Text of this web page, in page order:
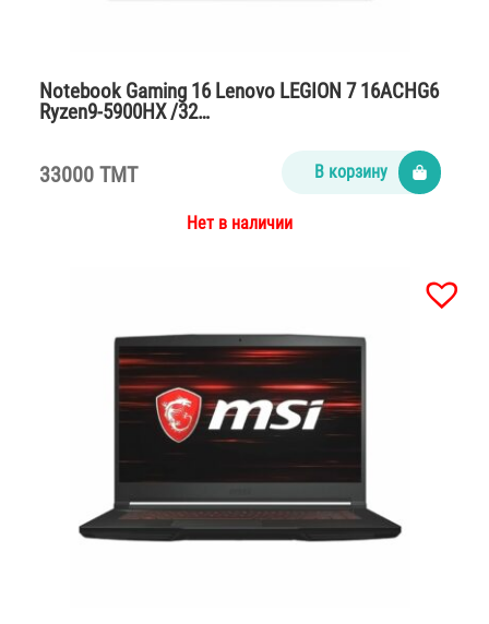
Notebook Gaming 16 Lenovo LEGION 7 16ACHG6
Ryzen9-5900HX /32…
33000 TMT В корзину
Нет в наличии